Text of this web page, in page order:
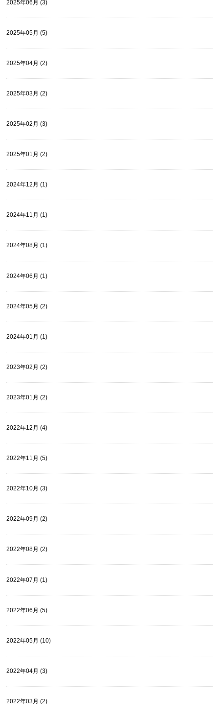
2025年06月 (3)
2025年05月 (5)
2025年04月 (2)
2025年03月 (2)
2025年02月 (3)
2025年01月 (2)
2024年12月 (1)
2024年11月 (1)
2024年08月 (1)
2024年06月 (1)
2024年05月 (2)
2024年01月 (1)
2023年02月 (2)
2023年01月 (2)
2022年12月 (4)
2022年11月 (5)
2022年10月 (3)
2022年09月 (2)
2022年08月 (2)
2022年07月 (1)
2022年06月 (5)
2022年05月 (10)
2022年04月 (3)
2022年03月 (2)